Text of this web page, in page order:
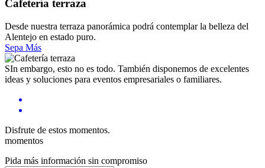
Cafetería terraza
Desde nuestra terraza panorámica podrá contemplar la belleza del
Alentejo en estado puro.
Sepa Más
SIn embargo, esto no es todo. También disponemos de excelentes
ideas y soluciones para eventos empresariales o familiares.
Disfrute de estos momentos.
momentos
Pida más información sin compromiso